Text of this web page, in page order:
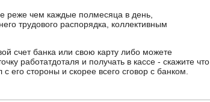
реже чем каждые полмесяца в день,
трудового распорядка, коллективным
счет банка или свою карту либо можете
работатдоталя и получать в кассе - скажите что
его стороны и скорее всего сговор с банком.